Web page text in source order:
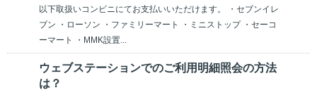
以下取扱いコンビニにてお支払いいただけます。 ・セブンイレ
ブン ・ローソン ・ファミリーマート ・ミニストップ ・セーコ
ーマート ・MMK設置...
ウェブステーションでのご利用明細照会の方法
は？